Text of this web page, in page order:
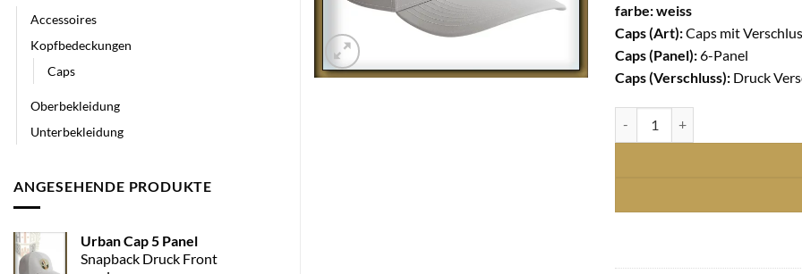
farbe: weiss
Caps (Art):Caps mit
Caps (Panel):6-Panel
Caps (Verschluss): Druck
Accessoires
Kopfbedeckungen
Caps
Oberbekleidung
Unterbekleidung
ANGESEHENDE PRODUKTE
Urban Cap 5 Panel
Snapback Druck Front